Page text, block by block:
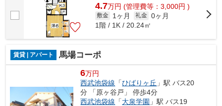
4.7万円 (管理費等：3,000円 )
敷金 1ヶ月 礼金 0ヶ月
1階 / 1K / 20.24㎡
賃貸 | アパート 馬場コーポ
6万円
西武池袋線 「ひばりヶ丘 」駅 バス20
分 「原ヶ谷戸」 停歩4分
西武池袋線 「大泉学園 」駅 バス19